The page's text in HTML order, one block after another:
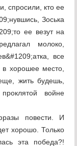
спросили, кто ее
Зоська
ее везут на
молоко,
все
хорошее место,
жить будешь,
войне
повести. И
хорошо. Только
эта победа?!